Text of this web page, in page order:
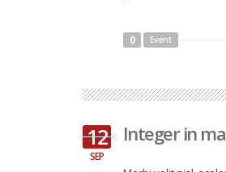
0 Event
Integer in
12
SEP